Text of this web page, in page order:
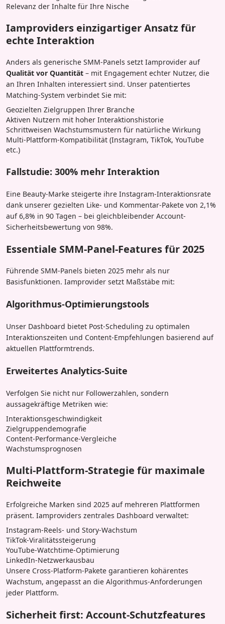
Relevanz der Inhalte für Ihre Nische
Iamproviders einzigartiger Ansatz für
echte Interaktion
Anders als generische SMM-Panels setzt Iamprovider auf
Qualität vor Quantität – mit Engagement echter Nutzer, die
an Ihren Inhalten interessiert sind. Unser patentiertes
Matching-System verbindet Sie mit:
Geozielten Zielgruppen Ihrer Branche
Aktiven Nutzern mit hoher Interaktionshistorie
Schrittweisen Wachstumsmustern für natürliche Wirkung
Multi-Plattform-Kompatibilität (Instagram, TikTok, YouTube
etc.)
Fallstudie: 300% mehr Interaktion
Eine Beauty-Marke steigerte ihre Instagram-Interaktionsrate
dank unserer gezielten Like- und Kommentar-Pakete von 2,1%
auf 6,8% in 90 Tagen – bei gleichbleibender Account-
Sicherheitsbewertung von 98%.
Essentiale SMM-Panel-Features für 2025
Führende SMM-Panels bieten 2025 mehr als nur
Basisfunktionen. Iamprovider setzt Maßstäbe mit:
Algorithmus-Optimierungstools
Unser Dashboard bietet Post-Scheduling zu optimalen
Interaktionszeiten und Content-Empfehlungen basierend auf
aktuellen Plattformtrends.
Erweitertes Analytics-Suite
Verfolgen Sie nicht nur Followerzahlen, sondern
aussagekräftige Metriken wie:
Interaktionsgeschwindigkeit
Zielgruppendemografie
Content-Performance-Vergleiche
Wachstumsprognosen
Multi-Plattform-Strategie für maximale
Reichweite
Erfolgreiche Marken sind 2025 auf mehreren Plattformen
präsent. Iamproviders zentrales Dashboard verwaltet:
Instagram-Reels- und Story-Wachstum
TikTok-Viralitätssteigerung
YouTube-Watchtime-Optimierung
LinkedIn-Netzwerkausbau
Unsere Cross-Platform-Pakete garantieren kohärentes
Wachstum, angepasst an die Algorithmus-Anforderungen
jeder Plattform.
Sicherheit first: Account-Schutzfeatures